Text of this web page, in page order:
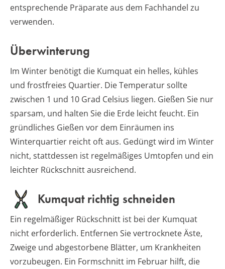
entsprechende Präparate aus dem Fachhandel zu
verwenden.
Überwinterung
Im Winter benötigt die Kumquat ein helles, kühles
und frostfreies Quartier. Die Temperatur sollte
zwischen 1 und 10 Grad Celsius liegen. Gießen Sie nur
sparsam, und halten Sie die Erde leicht feucht. Ein
gründliches Gießen vor dem Einräumen ins
Winterquartier reicht oft aus. Gedüngt wird im Winter
nicht, stattdessen ist regelmäßiges Umtopfen und ein
leichter Rückschnitt ausreichend.
Kumquat richtig schneiden
Ein regelmäßiger Rückschnitt ist bei der Kumquat
nicht erforderlich. Entfernen Sie vertrocknete Äste,
Zweige und abgestorbene Blätter, um Krankheiten
vorzubeugen. Ein Formschnitt im Februar hilft, die